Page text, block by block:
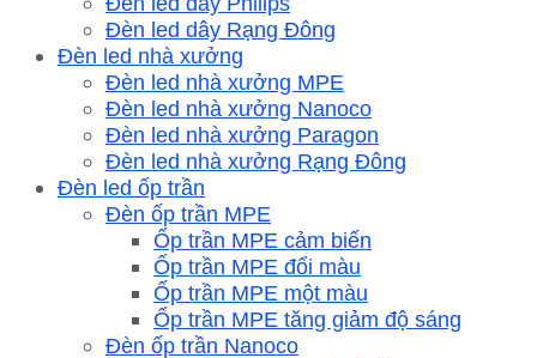
Đèn led dây Rạng Đông
Đèn led nhà xưởng
Đèn led nhà xưởng MPE
Đèn led nhà xưởng Nanoco
Đèn led nhà xưởng Paragon
Đèn led nhà xưởng Rạng Đông
Đèn led ốp trần
Đèn ốp trần MPE
Ốp trần MPE cảm biến
Ốp trần MPE đổi màu
Ốp trần MPE một màu
Ốp trần MPE tăng giảm độ sáng
Đèn ốp trần Nanoco